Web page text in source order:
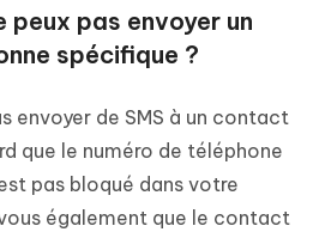
peux pas envoyer un
spécifique ?
envoyer de SMS à un contact
que le numéro de téléphone
pas bloqué dans votre
également que le contact